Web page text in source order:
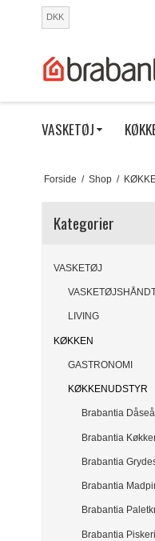
DKK
VASKETØJ
Forside / Shop /
Kategorier
VASKETØJ
LIVING
KØKKEN
GASTRONOMI
KØKKENUDSTYR
Brabantia
Brabantia
Brabantia
Brabantia
Brabantia
Brabantia